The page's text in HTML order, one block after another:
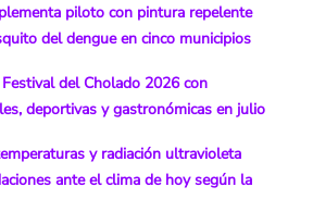
piloto con pintura repelente
del dengue en cinco municipios
del Cholado 2026 con
deportivas y gastronómicas en julio
y radiación ultravioleta
ante el clima de hoy según la